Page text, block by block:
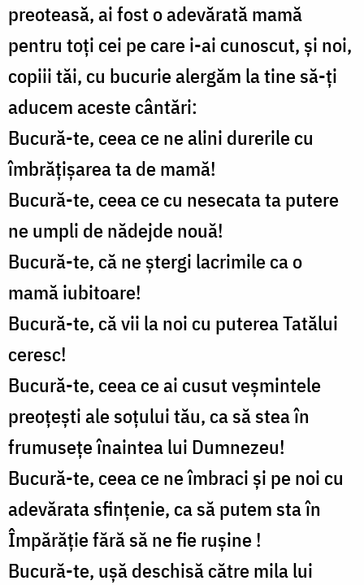
preoteasă, ai fost o adevărată mamă
pentru toți cei pe care i-ai cunoscut, și noi,
copiii tăi, cu bucurie alergăm la tine să-ți
aducem aceste cântări:
Bucură-te, ceea ce ne alini durerile cu
îmbrățișarea ta de mamă!
Bucură-te, ceea ce cu nesecata ta putere
ne umpli de nădejde nouă!
Bucură-te, că ne ștergi lacrimile ca o
mamă iubitoare!
Bucură-te, că vii la noi cu puterea Tatălui
ceresc!
Bucură-te, ceea ce ai cusut veșmintele
preoțești ale soțului tău, ca să stea în
frumusețe înaintea lui Dumnezeu!
Bucură-te, ceea ce ne îmbraci și pe noi cu
adevărata sfințenie, ca să putem sta în
Împărăție fără să ne fie rușine !
Bucură-te, ușă deschisă către mila lui